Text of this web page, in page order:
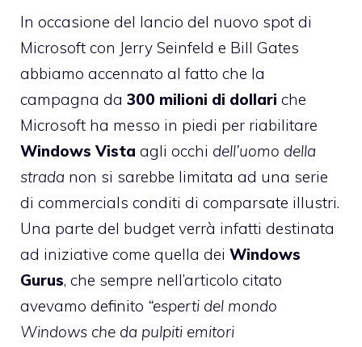
In occasione del lancio del nuovo spot di
Microsoft con Jerry Seinfeld e Bill Gates
abbiamo accennato al fatto che la
campagna da 300 milioni di dollari che
Microsoft ha messo in piedi per riabilitare
Windows Vista agli occhi dell’uomo della
strada non si sarebbe limitata ad una serie
di commercials conditi di comparsate illustri.
Una parte del budget verrà infatti destinata
ad iniziative come quella dei Windows
Gurus, che sempre nell’articolo citato
avevamo definito “esperti del mondo
Windows che da pulpiti emitori